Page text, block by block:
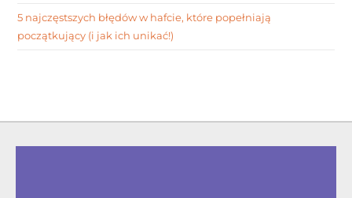
5 najczęstszych błędów w hafcie, które popełniają
początkujący (i jak ich unikać!)